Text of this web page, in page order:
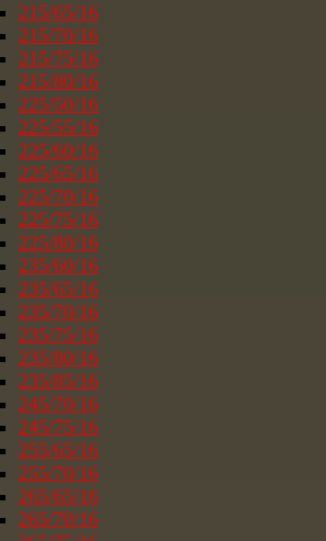
215/65/16
215/70/16
215/75/16
215/80/16
225/50/16
225/55/16
225/60/16
225/65/16
225/70/16
225/75/16
225/80/16
235/60/16
235/65/16
235/70/16
235/75/16
235/80/16
235/85/16
245/70/16
245/75/16
255/65/16
255/70/16
265/65/16
265/70/16